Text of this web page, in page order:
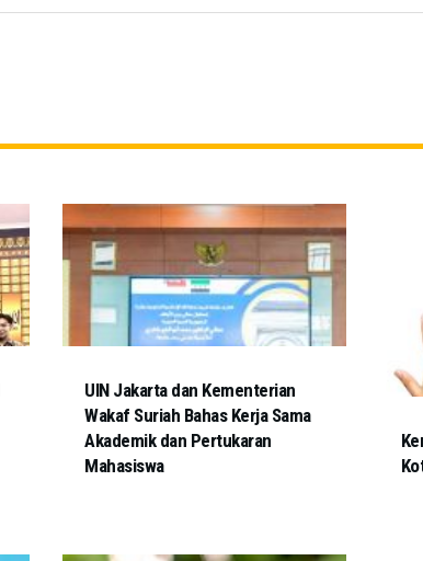
UIN Jakarta dan Kementerian
Wakaf Suriah Bahas Kerja Sama
Akademik dan Pertukaran
Mahasiswa